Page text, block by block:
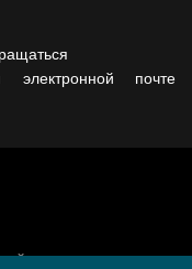
почте